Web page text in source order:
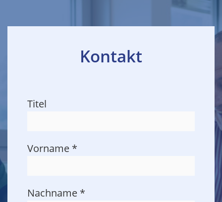
Kontakt
Titel
Vorname *
Nachname *